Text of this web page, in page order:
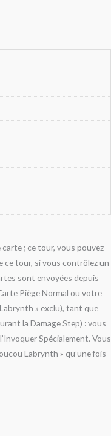
; ce tour, vous pouvez
ce tour, si vous contrôlez un
sont envoyées depuis
Piège Normal ou votre
» exclu), tant que
la Damage Step) : vous
Spécialement. Vous
Labrynth » qu’une fois